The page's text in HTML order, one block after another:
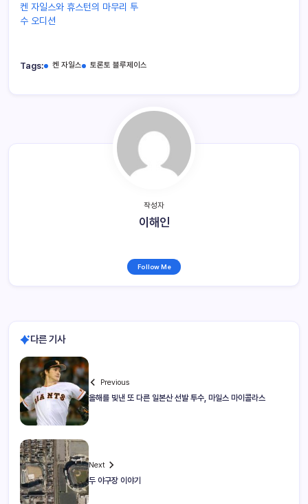
켄 자일스와 휴스턴의 마무리 투
수 오디션
Tags: 켄 자일스 토론토 블루제이스
작성자
이해인
Follow Me
다른 기사
Previous
올해를 빛낸 또 다른 일본산 선발 투수, 마일스 마이콜라스
Next
두 야구장 이야기